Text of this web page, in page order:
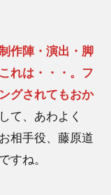
作陣・演出・脚
れは・・・。フ
グされてもおか
て、あわよく
相手役、藤原道
すね。